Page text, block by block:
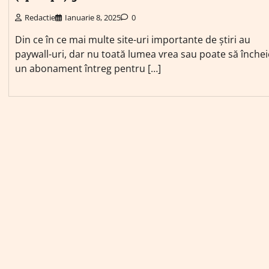
Redactie Ianuarie 8, 2025 0
Din ce în ce mai multe site-uri importante de știri au
paywall-uri, dar nu toată lumea vrea sau poate să
un abonament întreg pentru […]